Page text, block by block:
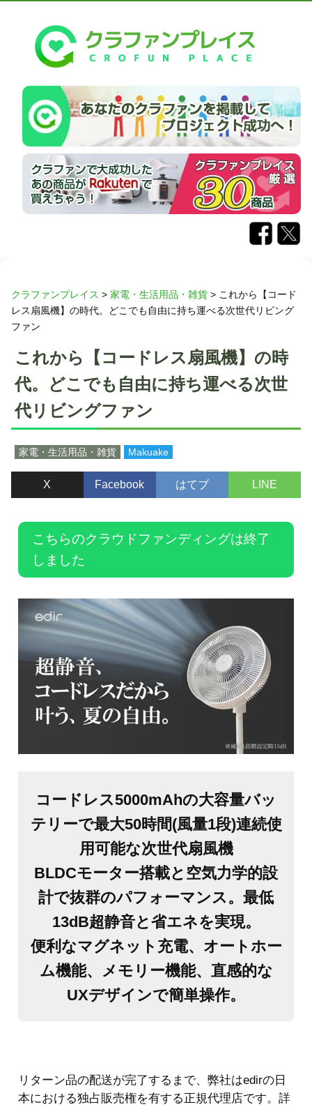
クラファンプレイス > 家電・生活用品・雑貨 > これから【コード
レス扇風機】の時代。どこでも自由に持ち運べる次世代リビング
ファン
これから【コードレス扇風機】の時
代。どこでも自由に持ち運べる次世
代リビングファン
家電・生活用品・雑貨 Makuake
X Facebook はてブ LINE
こちらのクラウドファンディングは終了
しました
コードレス5000mAhの大容量バッ
テリーで最大50時間(風量1段)連続使
用可能な次世代扇風機
BLDCモーター搭載と空気力学的設
計で抜群のパフォーマンス。最低
13dB超静音と省エネを実現。
便利なマグネット充電、オートホー
ム機能、メモリー機能、直感的な
UXデザインで簡単操作。
リターン品の配送が完了するまで、弊社はedirの日
本における独占販売権を有する正規代理店です。詳